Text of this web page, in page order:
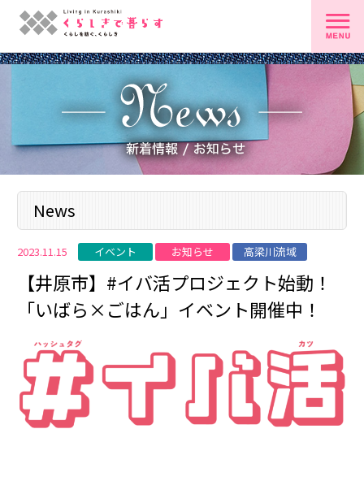
News
2023.11.15 イベント お知らせ 高梁川流域
【井原市】#イバ活プロジェクト始動！
「いばら×ごはん」イベント開催中！